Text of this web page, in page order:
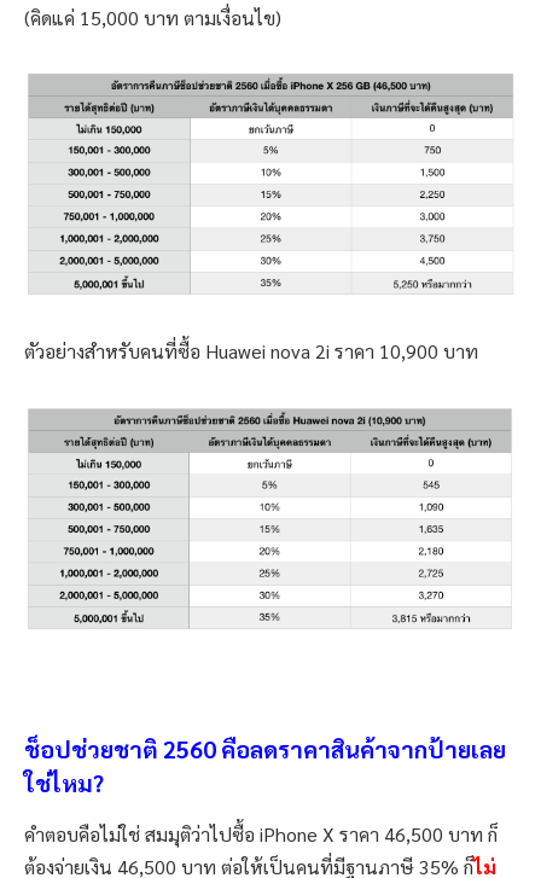
(คิดแค่ 15,000 บาท ตามเงื่อนไข)
ตัวอย่างสำหรับคนที่ซื้อ Huawei nova 2i ราคา 10,900 บาท
ช็อปช่วยชาติ 2560 คือลดราคาสินค้าจากป้ายเลย
ใช่ไหม?
คำตอบคือไม่ใช่ สมมุติว่าไปซื้อ iPhone X ราคา 46,500 บาท ก็
ต้องจ่ายเงิน 46,500 บาท ต่อให้เป็นคนที่มีฐานภาษี 35% ก็ไม่